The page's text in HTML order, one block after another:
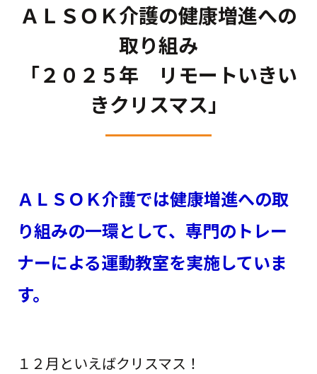
ＡＬＳＯＫ介護の健康増進への
取り組み
「２０２５年 リモートいきい
きクリスマス」
ＡＬＳＯＫ介護では健康増進への取
り組みの一環として、専門のトレー
ナーによる運動教室を実施していま
す。
１２月といえばクリスマス！